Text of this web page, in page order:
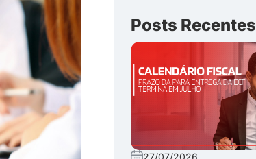
Posts Recentes